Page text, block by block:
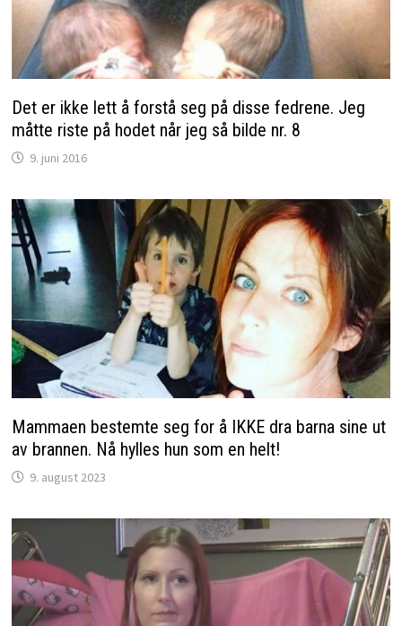
Det er ikke lett å forstå seg på disse fedrene. Jeg
måtte riste på hodet når jeg så bilde nr. 8
9. juni 2016
Mammaen bestemte seg for å IKKE dra barna sine ut
av brannen. Nå hylles hun som en helt!
9. august 2023